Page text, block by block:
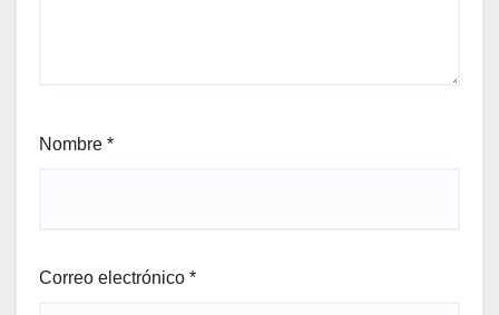
Nombre *
Correo electrónico *